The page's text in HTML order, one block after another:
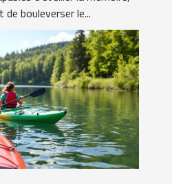
de bouleverser le...